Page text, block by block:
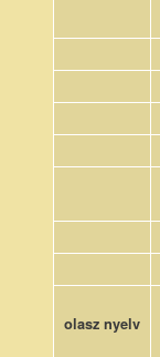
olasz nyelv